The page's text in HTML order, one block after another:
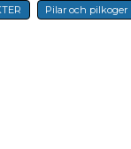
Pilar och pilkoger